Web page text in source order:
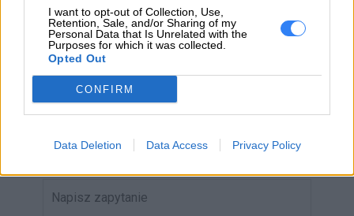
I want to opt-out of Collection, Use,
Retention, Sale, and/or Sharing of my
Personal Data that Is Unrelated with the
Purposes for which it was collected.
Opted Out
CONFIRM
Data Deletion Data Access Privacy Policy
Zapytanie o "Dobór baterii do laptopa"
EMAIL